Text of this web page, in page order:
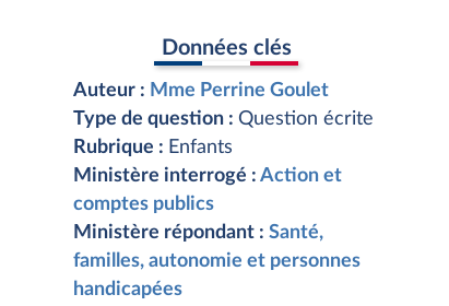
Données clés
Auteur : Mme Perrine Goulet
Type de question : Question écrite
Rubrique : Enfants
Ministère interrogé : Action et
comptes publics
Ministère répondant : Santé,
familles, autonomie et personnes
handicapées